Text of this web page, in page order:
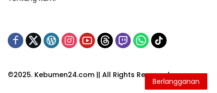
©2025. Kebumen24.com || All Rights Reserved
Berlangganan